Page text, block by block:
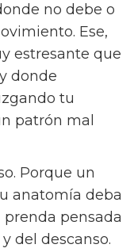
no debe o
Ese,
estresante que
donde
tu
patrón mal
Porque un
anatomía deba
pensada
del descanso.